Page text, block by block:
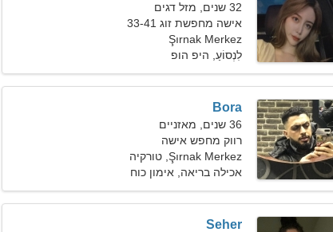
32 שנים, מזל דגים
אישה מחפשת זוג 33-41
Şırnak Merkez
לִנְסוֹעַ, היפ הופ
Bora
36 שנים, מאזניים
רווק מחפש אישה
Şırnak Merkez, טורקיה
אכילה בריאה, אימון כוח
Seher